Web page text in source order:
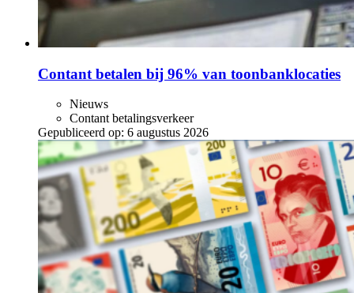
Contant betalen bij 96% van toonbanklocaties
Nieuws
Contant betalingsverkeer
Gepubliceerd op: 6 augustus 2026